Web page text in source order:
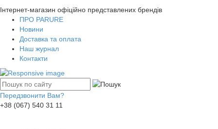
Інтернет-магазин офіційно представлених брендів
ПРО PARURE
Новини
Доставка та оплата
Наш журнал
Контакти
Передзвонити Вам?
+38 (067) 540 31 11